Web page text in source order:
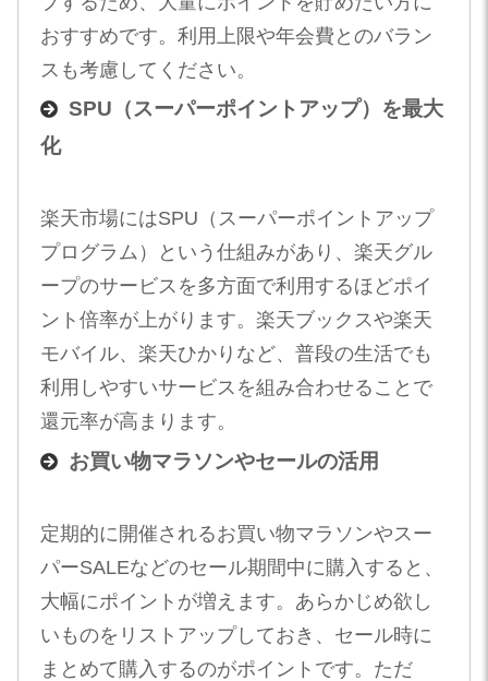
おすすめです。利用上限や年会費とのバラン
スも考慮してください。
SPU（スーパーポイントアップ）を最大
化
楽天市場にはSPU（スーパーポイントアップ
プログラム）という仕組みがあり、楽天グル
ープのサービスを多方面で利用するほどポイ
ント倍率が上がります。楽天ブックスや楽天
モバイル、楽天ひかりなど、普段の生活でも
利用しやすいサービスを組み合わせることで
還元率が高まります。
お買い物マラソンやセールの活用
定期的に開催されるお買い物マラソンやスー
パーSALEなどのセール期間中に購入すると、
大幅にポイントが増えます。あらかじめ欲し
いものをリストアップしておき、セール時に
まとめて購入するのがポイントです。ただ